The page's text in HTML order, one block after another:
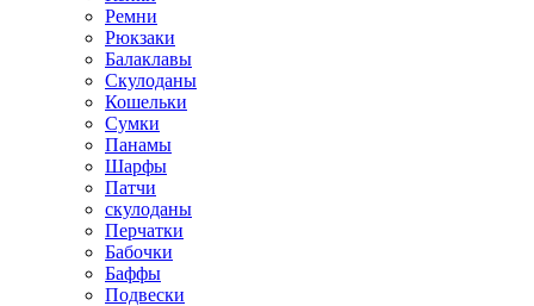
Ремни
Рюкзаки
Балаклавы
Скулоданы
Кошельки
Сумки
Панамы
Шарфы
Патчи
скулоданы
Перчатки
Бабочки
Баффы
Подвески